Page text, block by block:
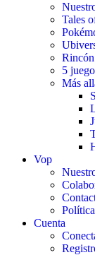
Tales
5
Más
Vop
Cuenta